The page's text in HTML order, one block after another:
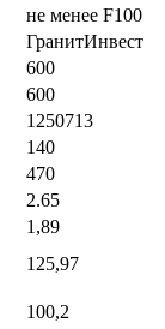
не менее F100
ГранитИнвест
600
600
1250713
140
470
2.65
1,89
125,97
100,2